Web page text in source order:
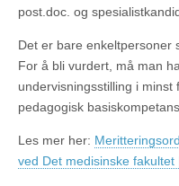
post.doc. og
Det er bare enkeltpersoner
For å bli vurdert, må man
undervisningsstilling i
pedagogisk
Les mer her:
ved Det medisinske